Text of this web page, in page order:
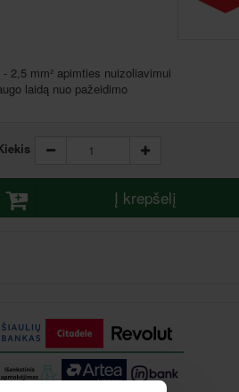
2,5 mm² apimties nuizoliavimui
laidą nuo pažeidimo
Į krepšelį